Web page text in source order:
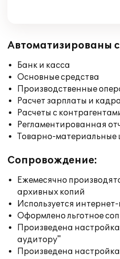
Автоматизированы
Банк и касса
Основные средства
Производственные
Расчет зарплаты и
Расчеты с
Регламентированная
Товарно-материальные
Сопровождение:
Ежемесячно
архивных копий
Используется
Оформлено льготное
Произведена
аудитору"
Произведена настройка